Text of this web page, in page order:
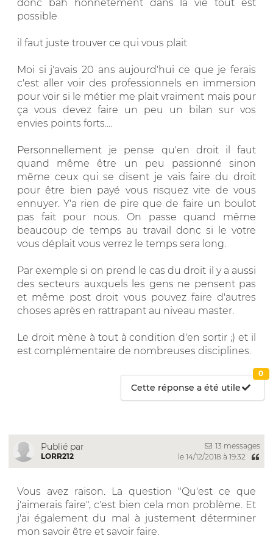
donc bah honnêtement dans la vie tout est
possible
il faut juste trouver ce qui vous plait
Moi si j'avais 20 ans aujourd'hui ce que je ferais
c'est aller voir des professionnels en immersion
pour voir si le métier me plait vraiment mais pour
ça vous devez faire un peu un bilan sur vos
envies points forts....
Personnellement je pense qu'en droit il faut
quand même être un peu passionné sinon
même ceux qui se disent je vais faire du droit
pour être bien payé vous risquez vite de vous
ennuyer. Y'a rien de pire que de faire un boulot
pas fait pour nous. On passe quand même
beaucoup de temps au travail donc si le votre
vous déplait vous verrez le temps sera long.
Par exemple si on prend le cas du droit il y a aussi
des secteurs auxquels les gens ne pensent pas
et même post droit vous pouvez faire d'autres
choses après en rattrapant au niveau master.
Le droit mène à tout à condition d'en sortir ;) et il
est complémentaire de nombreuses disciplines.
Cette réponse a été utile
0
Publié par
LORR212
13 messages
le 14/12/2018 à 19:32
Vous avez raison. La question "Qu'est ce que
j'aimerais faire", c'est bien cela mon problème. Et
j'ai également du mal à justement déterminer
mon savoir être et savoir faire.